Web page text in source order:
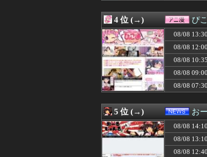
08/08 14:10
【悲報
08/08 14:10
ゴマゾウ
08/08 14:10
【動画】
08/08 14:10
【画像】
08/08 14:10
【琵琶湖
08/08 14:10
習近平
08/08 14:09
国家予算
08/08 14:09
【動画】
08/08 14:07
【ニュー
08/08 14:06
入院中の
08/08 14:06
【朗報】
08/08 14:06
【動画】
08/08 14:05
【動画】
【朗報】
08/08 14:05
【悲報
4 位 (→) ぴ
08/08 13:30
08/08 12:00
08/08 10:35
08/08 09:00
08/08 07:30
5 位 (→) お
08/08 14:10
08/08 13:10
08/08 12:40